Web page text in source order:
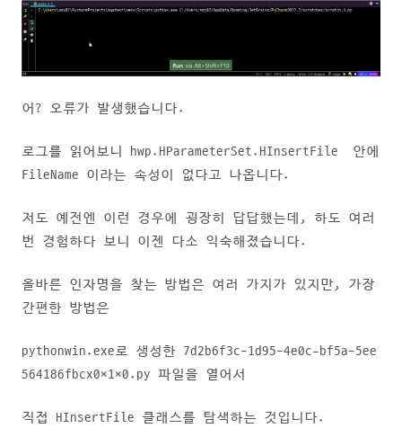
어? 오류가 발생했습니다.
로그를 읽어보니 hwp.HParameterSet.HInsertFile 안에
FileName 이라는 속성이 없다고 나옵니다.
저도 예전엔 이런 경우에 굉장히 답답했는데, 하도 여러
번 경험하다 보니 이젠 다소 익숙해졌습니다.
올바른 인자명을 찾는 방법은 여러 가지가 있지만, 가장
간편한 방법은
pythonwin.exe로 생성한 7d2b6f3c-1d95-4e0c-bf5a-5ee
564186fbcx0x1x0.py 파일을 열어서
직접 HInsertFile 클래스를 탐색하는 것입니다.